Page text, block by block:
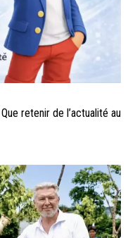
retenir de l’actualité au